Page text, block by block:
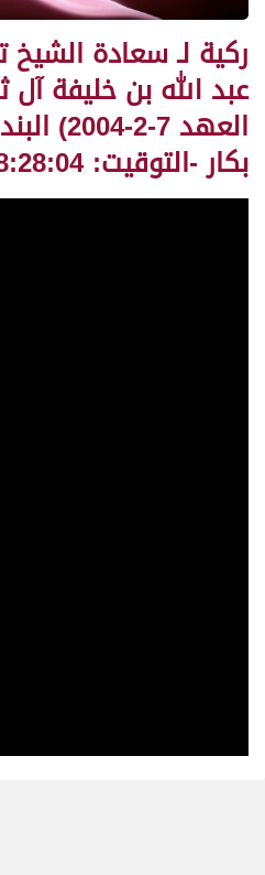
ركية لـ سعادة الشيخ
عبد الله بن خليفة
العهد 7-
بكار -التوقيت: 8:28:04